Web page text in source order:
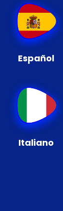
Español
Italiano